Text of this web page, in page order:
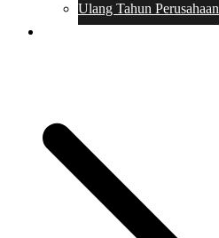
Ulang Tahun Perusahaan